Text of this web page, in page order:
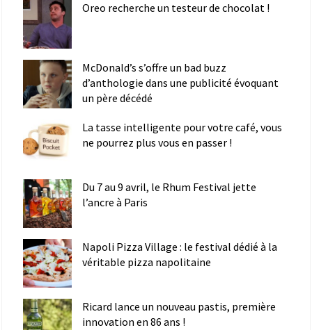
Oreo recherche un testeur de chocolat !
McDonald’s s’offre un bad buzz
d’anthologie dans une publicité évoquant
un père décédé
La tasse intelligente pour votre café, vous
ne pourrez plus vous en passer !
Du 7 au 9 avril, le Rhum Festival jette
l’ancre à Paris
Napoli Pizza Village : le festival dédié à la
véritable pizza napolitaine
Ricard lance un nouveau pastis, première
innovation en 86 ans !